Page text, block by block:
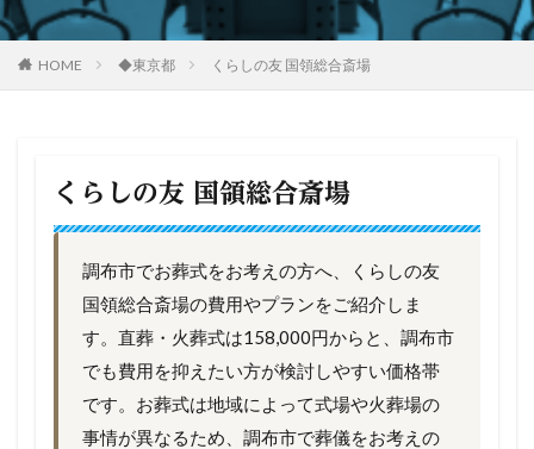
HOME ◆東京都 くらしの友 国領総合斎場
くらしの友 国領総合斎場
調布市でお葬式をお考えの方へ、くらしの友
国領総合斎場の費用やプランをご紹介しま
す。直葬・火葬式は158,000円からと、調布市
でも費用を抑えたい方が検討しやすい価格帯
です。お葬式は地域によって式場や火葬場の
事情が異なるため、調布市で葬儀をお考えの